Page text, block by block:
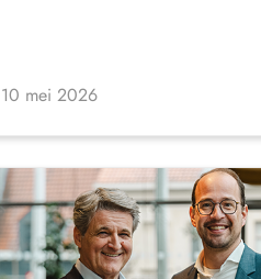
10 mei 2026